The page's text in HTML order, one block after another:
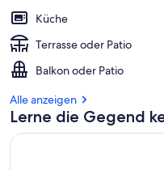
Küche
Terrasse oder Patio
Balkon oder Patio
Alle anzeigen
Lerne die Gegend